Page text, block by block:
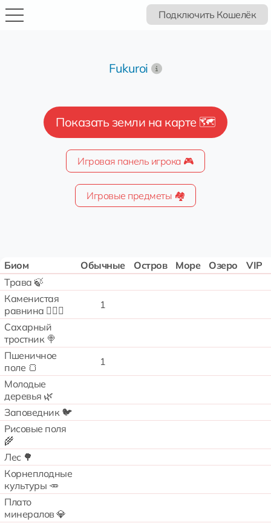
Подключить Кошелёк
Fukuroi
Показать земли на карте 🗺️
Игровая панель игрока 🎮
Игровые предметы 🏘️
Биом Обычные Остров Море Озеро
VIP
Трава 🍃
Каменистая
равнина 🧗🏻‍♂️
1
Сахарный
тростник 🍭
Пшеничное
поле 🍞
1
Молодые
деревья 🌿
Заповедник 🐦
Рисовые поля
🌾
Лес 🌳
Корнеплодные
культуры 🥕
Плато
минералов 💎